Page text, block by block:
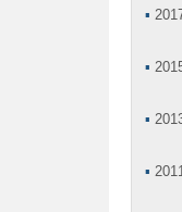
▪
▪
▪
▪